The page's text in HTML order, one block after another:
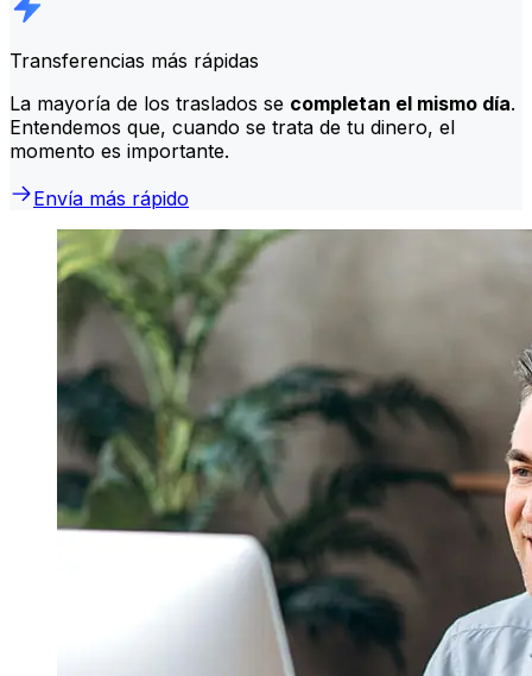
Transferencias más rápidas
La mayoría de los traslados se completan el mismo día.
Entendemos que, cuando se trata de tu dinero, el
momento es importante.
Envía más rápido